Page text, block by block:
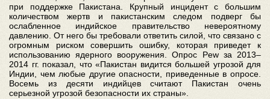
при поддержке Пакистана. Крупный инцидент с большим
количеством жертв и пакистанским следом подверг бы
ослабленное индийское правительство невероятному
давлению. От него бы требовали ответить силой, что связано с
огромным риском совершить ошибку, которая приведет к
использованию ядерного вооружения. Опрос Pew за 2013–
2014 гг. показал, что «Пакистан видится большей угрозой для
Индии, чем любые другие опасности, приведенные в опросе.
Восемь из десяти индийцев считают Пакистан очень
серьезной угрозой безопасности их страны».